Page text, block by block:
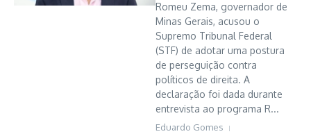
Romeu Zema, governador de
Minas Gerais, acusou o
Supremo Tribunal Federal
(STF) de adotar uma postura
de perseguição contra
políticos de direita. A
declaração foi dada durante
entrevista ao programa R...
Eduardo Gomes